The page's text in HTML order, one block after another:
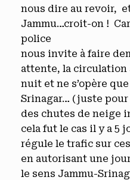
nous dire au revoir,
Jammu…croit-on ! Car
police
nous invite à faire
attente, la circulation
nuit et ne s’opère
Srinagar… (juste
des chutes de neige
cela fut le cas il y a 5
régule le trafic sur
en autorisant une
le sens Jammu-